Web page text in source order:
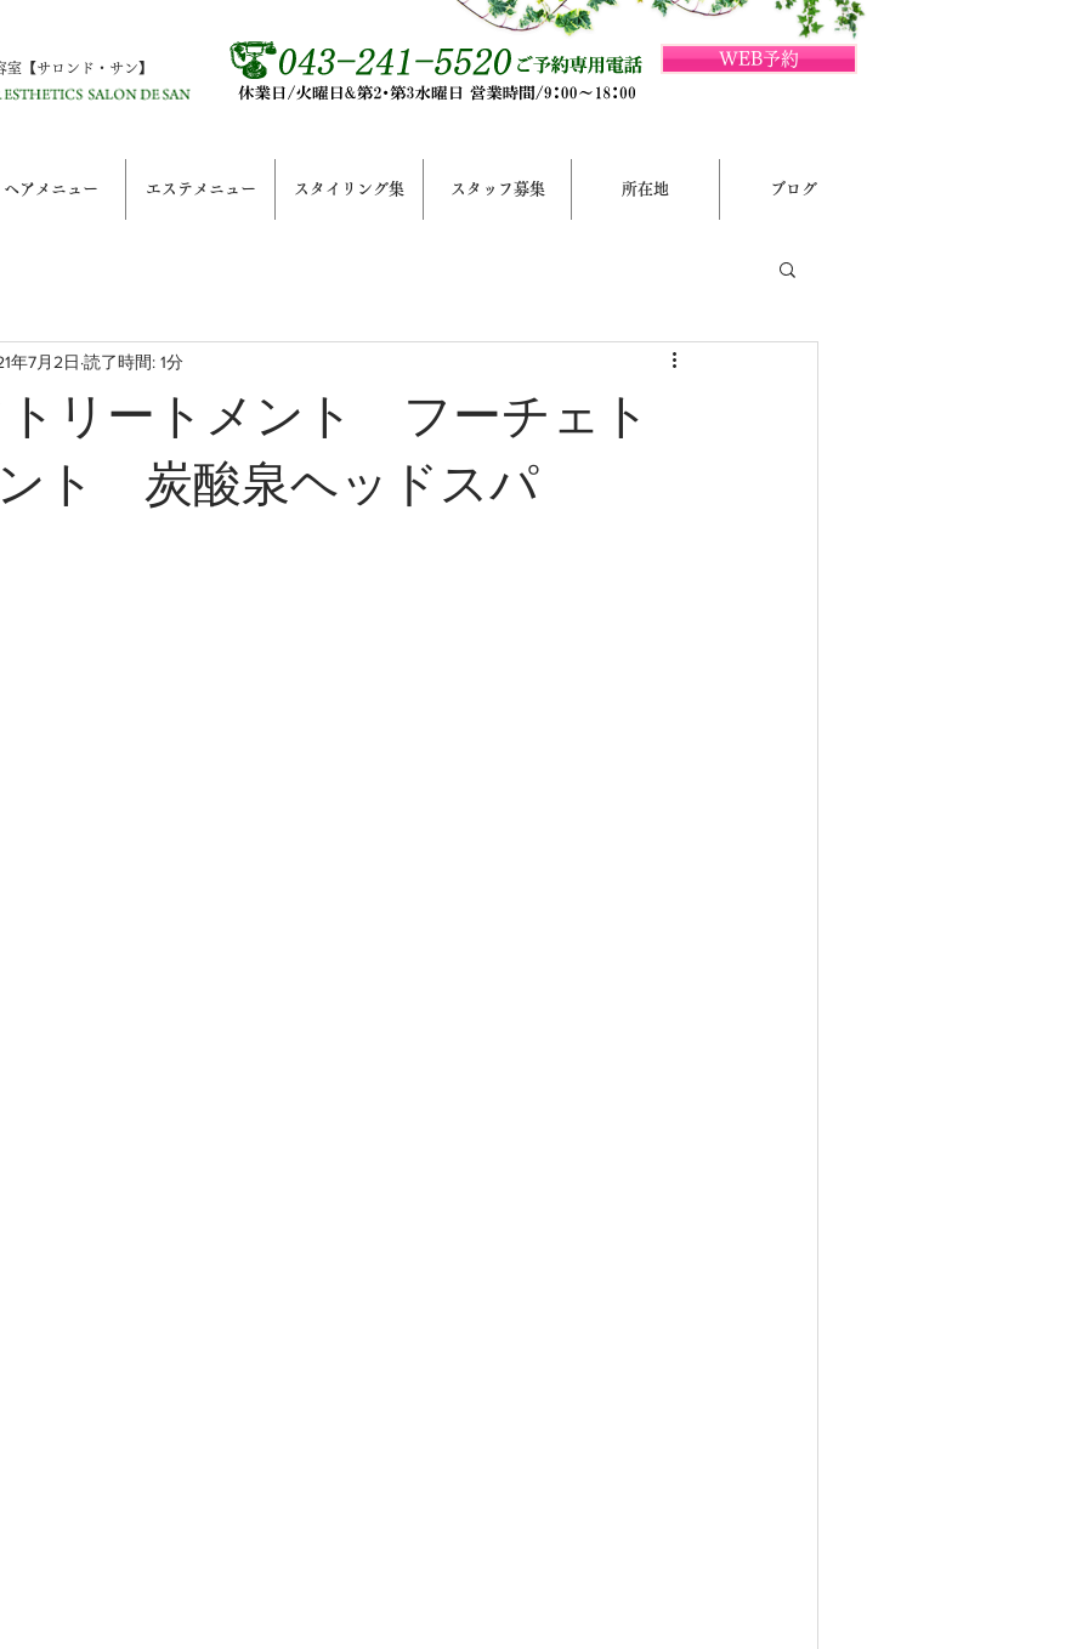
室【サロンド・サン】 WEB予約
ヘアメニュー エステメニュー スタイリング集 スタッフ募集 所在地 ブログ
トリートメント フーチェト
ト 炭酸泉ヘッドスパ
年7月2日 読了時間: 1分